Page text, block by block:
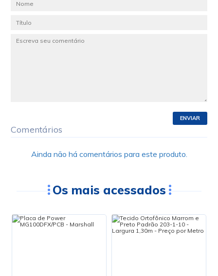
ENVIAR
Comentários
Ainda não há comentários para este produto.
Os mais acessados